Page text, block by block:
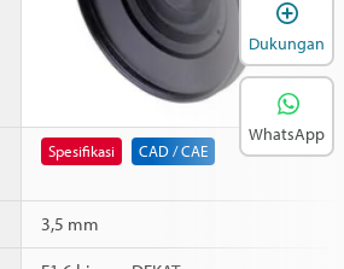
Spesifikasi CAD / CAE
3,5 mm
Dukungan
WhatsApp